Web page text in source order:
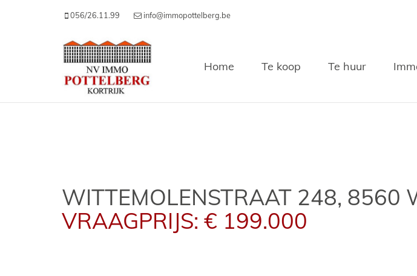
056/26.11.99 info@immopottelberg.be
Home Te koop Te huur
WITTEMOLENSTRAAT 248, 8560
VRAAGPRIJS: € 199.000